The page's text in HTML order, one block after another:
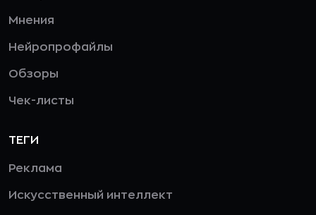
Мнения
Нейропрофайлы
Обзоры
Чек-листы
ТЕГИ
Реклама
Искусственный интеллект